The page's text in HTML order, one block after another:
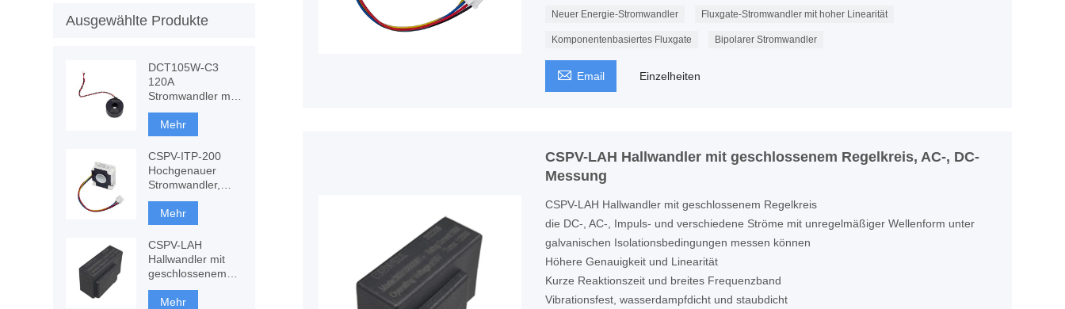
Neuer Energie-Stromwandler Fluxgate-Stromwandler mit hoher Linearität
Komponentenbasiertes Fluxgate Bipolarer Stromwandler
 Email Einzelheiten
CSPV-LAH Hallwandler mit geschlossenem Regelkreis, AC-, DC-
Messung
CSPV-LAH Hallwandler mit geschlossenem Regelkreis
die DC-, AC-, Impuls- und verschiedene Ströme mit unregelmäßiger Wellenform unter
galvanischen Isolationsbedingungen messen können
Höhere Genauigkeit und Linearität
Kurze Reaktionszeit und breites Frequenzband
Vibrationsfest, wasserdampfdicht und staubdicht
Ausgewählte Produkte
DCT105W-C3
120A
Stromwandler mit
DC-Störfestigkeit,
CT-Messung
Mehr
CSPV-ITP-200
Hochgenauer
Stromwandler,
komponentenbasiertes
Fluxgate
Mehr
CSPV-LAH
Hallwandler mit
geschlossenem
Regelkreis, AC-,
DC-Messung
Mehr